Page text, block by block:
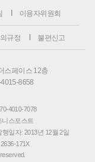
이용자위원회
규정 불편신고
스페이스 12층
8658
4010-7078
니스포스트
행일자: 2013년 12월 2일
2636-171X